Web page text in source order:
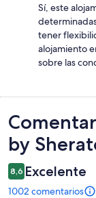
Sí, este
tener
alojamiento
sobre las
by
8,6 Excelente
1002 comentarios